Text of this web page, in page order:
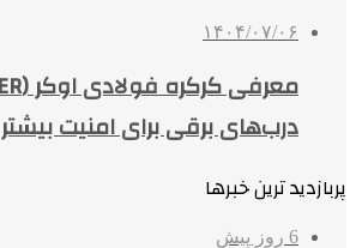
۱۴۰۴/۰۷/۰۶
درب‌های برقی برای امنیت بیشتر
پربازدید ترین خبرها
6 روز پیش